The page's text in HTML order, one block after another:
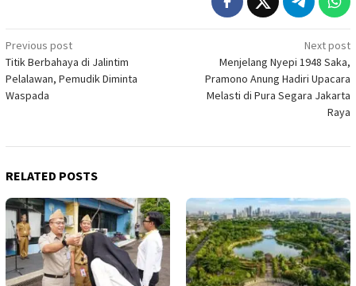
Post
navigation
Previous post
Titik Berbahaya di Jalintim
Pelalawan, Pemudik Diminta
Waspada
Next post
Menjelang Nyepi 1948 Saka,
Pramono Anung Hadiri Upacara
Melasti di Pura Segara Jakarta
Raya
RELATED POSTS